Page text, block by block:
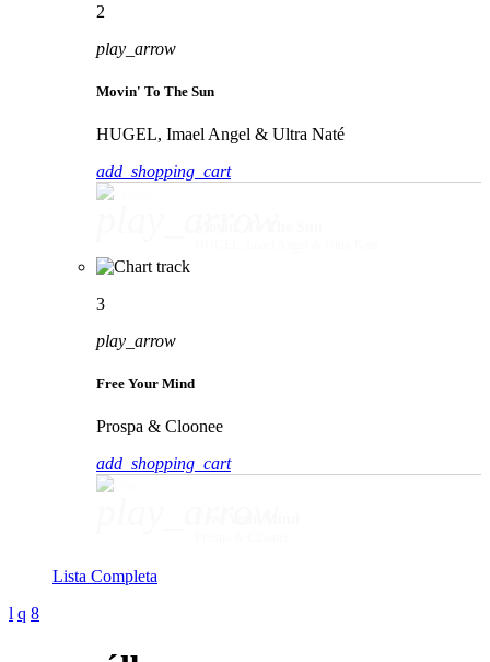
2
play_arrow
Movin' To The Sun
HUGEL, Imael Angel & Ultra Naté
add_shopping_cart
3
play_arrow
Free Your Mind
Prospa & Cloonee
add_shopping_cart
Lista Completa